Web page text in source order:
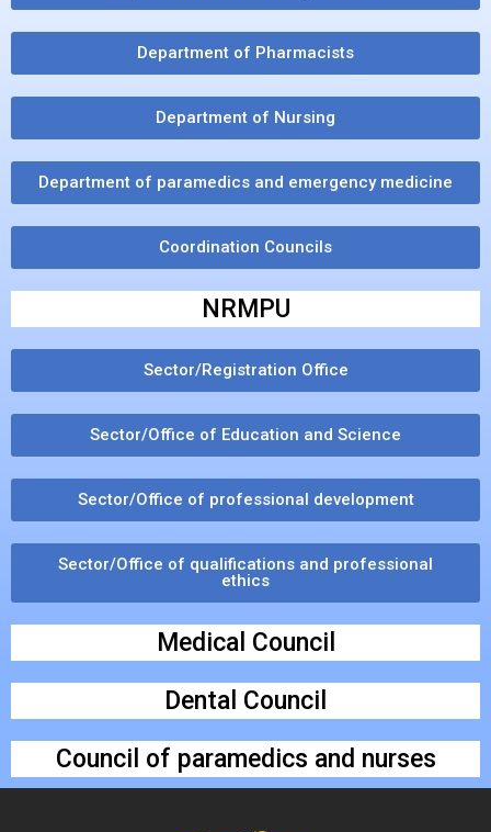
Department of Pharmacists
Department of Nursing
Department of paramedics and emergency medicine
Coordination Councils
NRMPU
Sector/Registration Office
Sector/Office of Education and Science
Sector/Office of professional development
Sector/Office of qualifications and professional
ethics
Medical Council
Dental Council
Council of paramedics and nurses